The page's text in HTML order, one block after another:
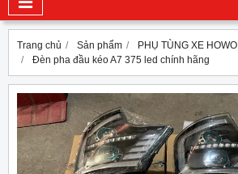
Trang chủ Sản phẩm
PHỤ TÙNG XE HOWO
Đèn pha đầu kéo A7 375 led chính hãng